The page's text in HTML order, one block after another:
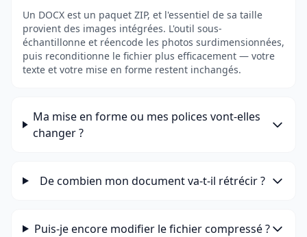
Un DOCX est un paquet ZIP, et l'essentiel de sa taille
provient des images intégrées. L'outil sous-
échantillonne et réencode les photos surdimensionnées,
puis reconditionne le fichier plus efficacement — votre
texte et votre mise en forme restent inchangés.
Ma mise en forme ou mes polices vont-elles
changer ?
De combien mon document va-t-il rétrécir ?
Puis-je encore modifier le fichier compressé ?